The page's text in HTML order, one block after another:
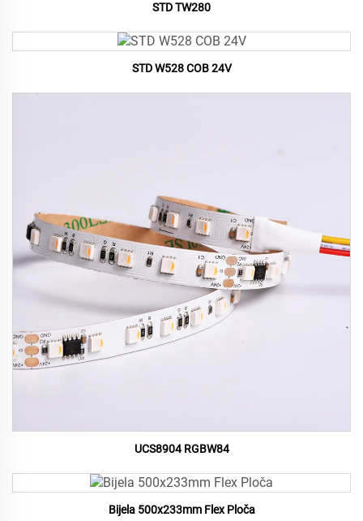
STD TW280
STD W528 COB 24V
UCS8904 RGBW84
Bijela 500x233mm Flex Ploča